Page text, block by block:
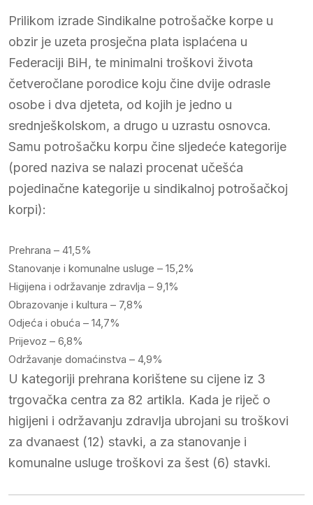
Prilikom izrade Sindikalne potrošačke korpe u
obzir je uzeta prosječna plata isplaćena u
Federaciji BiH, te minimalni troškovi života
četveročlane porodice koju čine dvije odrasle
osobe i dva djeteta, od kojih je jedno u
srednješkolskom, a drugo u uzrastu osnovca.
Samu potrošačku korpu čine sljedeće kategorije
(pored naziva se nalazi procenat učešća
pojedinačne kategorije u sindikalnoj potrošačkoj
korpi):
Prehrana – 41,5%
Stanovanje i komunalne usluge – 15,2%
Higijena i održavanje zdravlja – 9,1%
Obrazovanje i kultura – 7,8%
Odjeća i obuća – 14,7%
Prijevoz – 6,8%
Održavanje domaćinstva – 4,9%
U kategoriji prehrana korištene su cijene iz 3
trgovačka centra za 82 artikla. Kada je riječ o
higijeni i održavanju zdravlja ubrojani su troškovi
za dvanaest (12) stavki, a za stanovanje i
komunalne usluge troškovi za šest (6) stavki.